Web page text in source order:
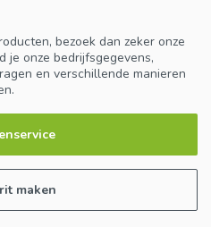
bezoek dan zeker onze
je onze bedrijfsgegevens,
en verschillende manieren
maken